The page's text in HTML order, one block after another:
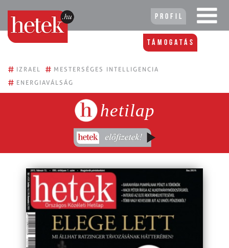
Profil
Támogatás
# IZRAEL # MESTERSÉGES INTELLIGENCIA
# ENERGIAVÁLSÁG
hetilap